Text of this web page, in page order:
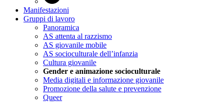
Manifestazioni
Gruppi di lavoro
Panoramica
AS attenta al razzismo
AS giovanile mobile
AS socioculturale dell’infanzia
Cultura giovanile
Gender e animazione socioculturale
Media digitali e informazione giovanile
Promozione della salute e prevenzione
Queer